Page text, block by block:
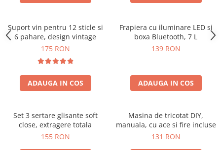
Suport vin pentru 12 sticle si
6 pahare, design vintage
175 RON
ADAUGA IN COS
Frapiera cu iluminare LED si
boxa Bluetooth, 7 L
139 RON
ADAUGA IN COS
Set 3 sertare glisante soft
close, extragere totala
155 RON
Masina de tricotat DIY,
manuala, cu ace si fire incluse
131 RON